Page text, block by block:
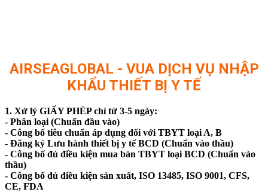
AIRSEAGLOBAL - VUA DỊCH VỤ NHẬP
KHẨU THIẾT BỊ Y TẾ
1. Xử lý GIẤY PHÉP chỉ từ 3-5 ngày:
- Phân loại (Chuẩn đầu vào)
- Công bố tiêu chuẩn áp dụng đối với TBYT loại A, B
- Đăng ký Lưu hành thiết bị y tế BCD (Chuẩn vào thầu)
- Công bố đủ điều kiện mua bán TBYT loại BCD (Chuẩn vào
thầu)
- Công bố đủ điều kiện sản xuất, ISO 13485, ISO 9001, CFS,
CE, FDA